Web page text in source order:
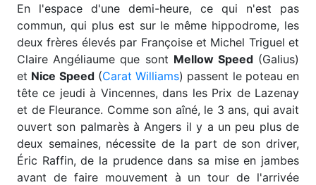
En l'espace d'une demi-heure, ce qui n'est pas
commun, qui plus est sur le même hippodrome, les
deux frères élevés par Françoise et Michel Triguel et
Claire Angéliaume que sont Mellow Speed(Galius)
et Nice Speed(Carat Williams) passent le poteau en
tête ce jeudi à Vincennes, dans les Prix de Lazenay
et de Fleurance. Comme son aîné, le 3 ans, qui avait
ouvert son palmarès à Angers il y a un peu plus de
deux semaines, nécessite de la part de son driver,
Éric Raffin, de la prudence dans sa mise en jambes
avant de faire mouvement à un tour de l'arrivée